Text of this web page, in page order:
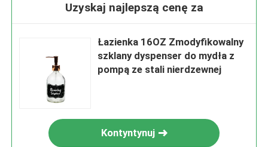
Uzyskaj najlepszą cenę za
Łazienka 16OZ Zmodyfikowalny
szklany dyspenser do mydła z
pompą ze stali nierdzewnej
Kontyntynuj